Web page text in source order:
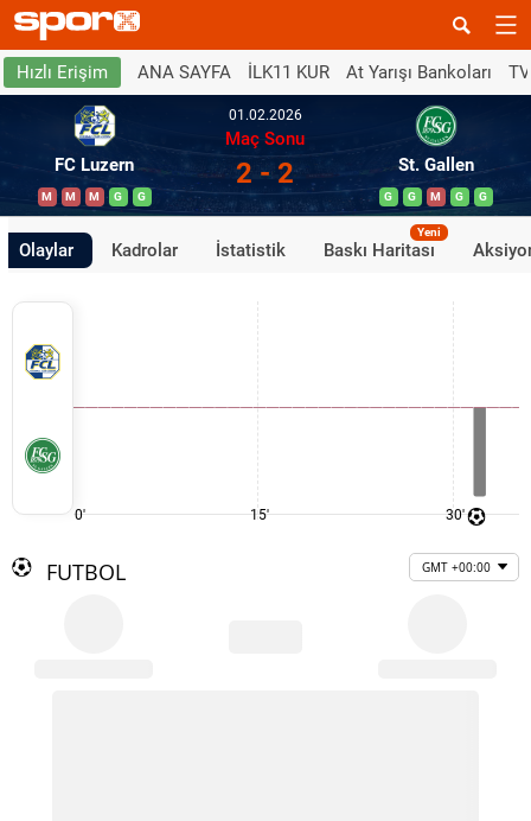
Hızlı Erişim ANA SAYFA İLK11 KUR At Yarışı Bankoları
FC Luzern
M M M G G
01.02.2026
Maç Sonu
2 - 2 St. Gallen
G G M G G
Olaylar Kadrolar İstatistik Baskı Haritası
Yeni
0' 15' 30'
FUTBOL GMT +00:00